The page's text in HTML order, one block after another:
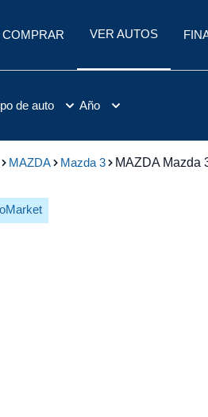
COMPRAR VER AUTOS
de auto Año
MAZDA Mazda 3 MAZDA Mazda